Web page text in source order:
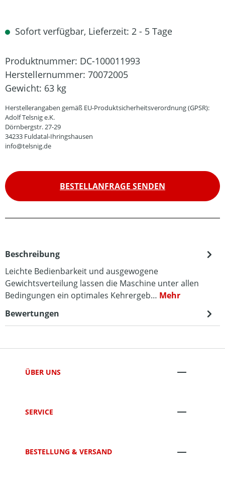
Sofort verfügbar, Lieferzeit: 2 - 5 Tage
Produktnummer: DC-100011993
Herstellernummer: 70072005
Gewicht: 63 kg
Herstellerangaben gemäß EU-Produktsicherheitsverordnung (GPSR):
Adolf Telsnig e.K.
Dörnbergstr. 27-29
34233 Fuldatal-Ihringshausen
info@telsnig.de
BESTELLANFRAGE SENDEN
Beschreibung
Leichte Bedienbarkeit und ausgewogene
Gewichtsverteilung lassen die Maschine unter allen
Bedingungen ein optimales Kehrergeb… Mehr
Bewertungen
ÜBER UNS
SERVICE
BESTELLUNG & VERSAND